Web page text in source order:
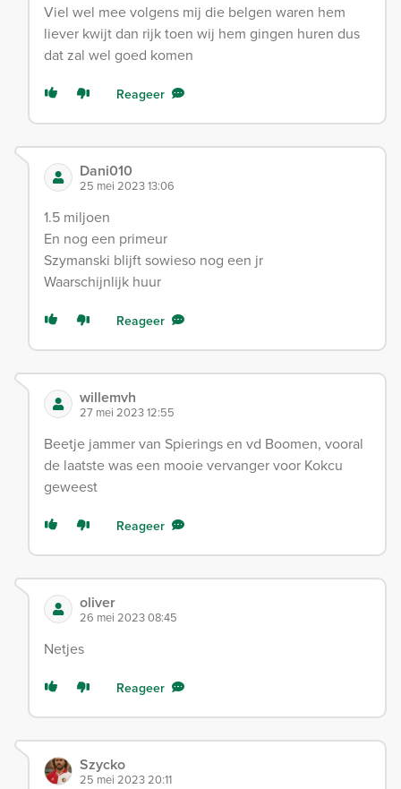
Viel wel mee volgens mij die belgen waren hem
liever kwijt dan rijk toen wij hem gingen huren dus
dat zal wel goed komen
Reageer
Dani010
25 mei 2023 13:06
1.5 miljoen
En nog een primeur
Szymanski blijft sowieso nog een jr
Waarschijnlijk huur
Reageer
willemvh
27 mei 2023 12:55
Beetje jammer van Spierings en vd Boomen, vooral
de laatste was een mooie vervanger voor Kokcu
geweest
Reageer
oliver
26 mei 2023 08:45
Netjes
Reageer
Szycko
25 mei 2023 20:11